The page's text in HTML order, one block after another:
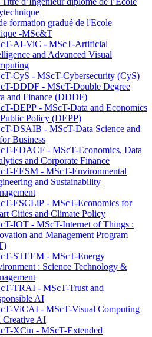
formation gradué de l'Ecole
-MSc&T
AI-ViC - MScT-Artificial
and Advanced Visual
CyS - MScT-Cybersecurity (CyS)
DDDF - MScT-Double Degree
and Finance (DDDF)
DEPP - MScT-Data and Economics
Policy (DEPP)
DSAIB - MScT-Data Science and
Business
EDACF - MScT-Economics, Data
and Corporate Finance
EESM - MScT-Environmental
and Sustainability
ESCLiP - MScT-Economics for
Cities and Climate Policy
IOT - MScT-Internet of Things :
and Management Program
STEEM - MScT-Energy
: Science Technology &
TRAI - MScT-Trust and
AI
ViCAI - MScT-Visual Computing
Creative AI
XCin - MScT-Extended